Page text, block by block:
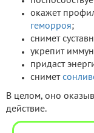
окажет
геморроя;
снимет
укрепит
придаст
снимет
В целом, оно
действие.